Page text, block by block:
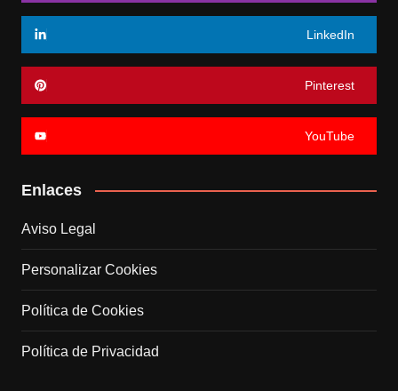
LinkedIn
Pinterest
YouTube
Enlaces
Aviso Legal
Personalizar Cookies
Política de Cookies
Política de Privacidad